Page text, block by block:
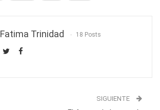
Fatima Trinidad 18 Posts
SIGUIENTE